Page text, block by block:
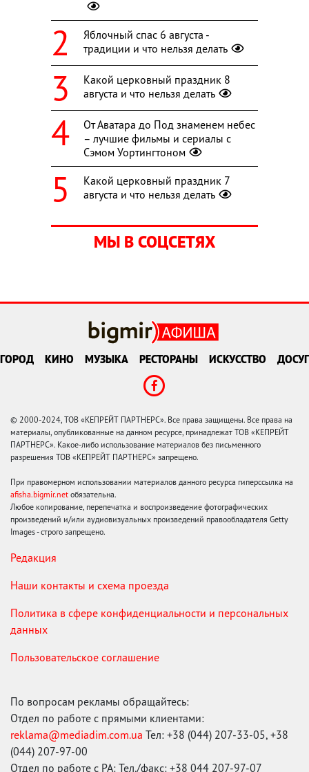
Яблочный спас 6 августа -
традиции и что нельзя делать
Какой церковный праздник 8
августа и что нельзя делать
От Аватара до Под знаменем небес
– лучшие фильмы и сериалы с
Сэмом Уортингтоном
Какой церковный праздник 7
августа и что нельзя делать
МЫ В СОЦСЕТЯХ
ГОРОД КИНО МУЗЫКА РЕСТОРАНЫ ИСКУССТВО ДОСУГ
© 2000-2024, ТОВ «КЕПРЕЙТ ПАРТНЕРС». Все права защищены. Все права на
материалы, опубликованные на данном ресурсе, принадлежат ТОВ «КЕПРЕЙТ
ПАРТНЕРС». Какое-либо использование материалов без письменного
разрешения ТОВ «КЕПРЕЙТ ПАРТНЕРС» запрещено.
При правомерном использовании материалов данного ресурса гиперссылка на
afisha.bigmir.net обязательна.
Любое копирование, перепечатка и воспроизведение фотографических
произведений и/или аудиовизуальных произведений правообладателя Getty
Images - строго запрещено.
Редакция
Наши контакты и схема проезда
Политика в сфере конфиденциальности и персональных
данных
Пользовательское соглашение
По вопросам рекламы обращайтесь:
Отдел по работе с прямыми клиентами:
reklama@mediadim.com.ua Тел: +38 (044) 207-33-05, +38
(044) 207-97-00
Отдел по работе с РА: Тел./факс: +38 044 207-97-07